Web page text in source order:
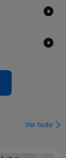
Ver todo